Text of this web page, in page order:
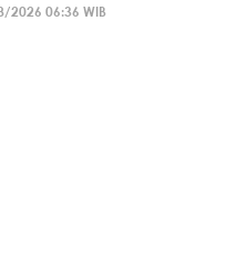
2026 06:36 WIB